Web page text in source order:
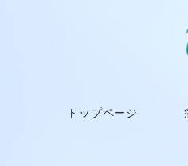
トップページ